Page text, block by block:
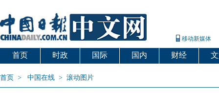
移动新媒体
首页 时政 国际 国内 财经
首页 > 中国在线 > 滚动图片